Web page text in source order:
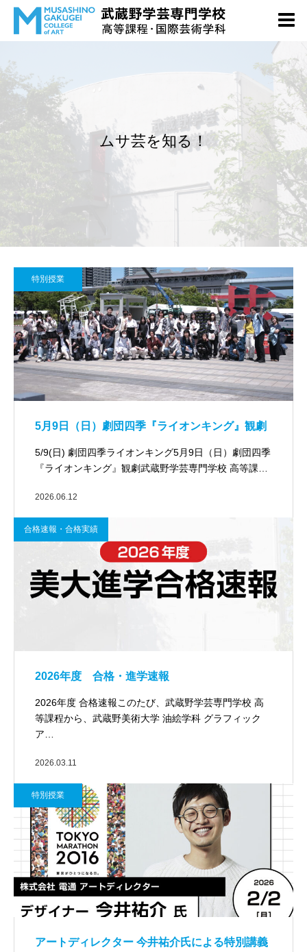
ムサ芸を知る！
特別授業
5月9日（日）劇団四季『ライオンキング』観劇
5/9(日) 劇団四季ライオンキング5月9日（日）劇団四季
『ライオンキング』観劇武蔵野学芸専門学校 高等課…
2026.06.12
合格速報・合格実績
2026年度 合格・進学速報
2026年度 合格速報このたび、武蔵野学芸専門学校 高
等課程から、武蔵野美術大学 油絵学科 グラフィック
ア…
2026.03.11
特別授業
アートディレクター 今井祐介氏による特別講義